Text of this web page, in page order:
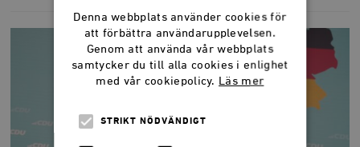
Denna webbplats använder cookies för
att förbättra användarupplevelsen.
Genom att använda vår webbplats
samtycker du till alla cookies i enlighet
med vår cookiepolicy. Läs mer
STRIKT NÖDVÄNDIGT